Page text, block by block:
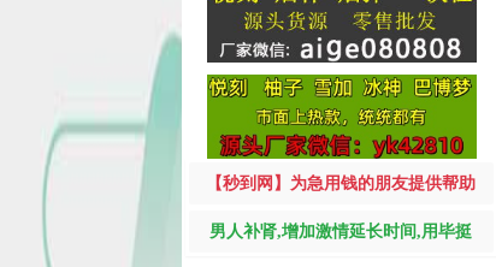
【秒到网】为急用钱的朋友提供帮助
男人补肾,增加激情延长时间,用毕挺